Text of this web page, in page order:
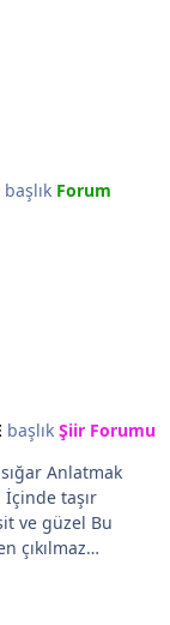
başlık Forum
başlık Şiir Forumu